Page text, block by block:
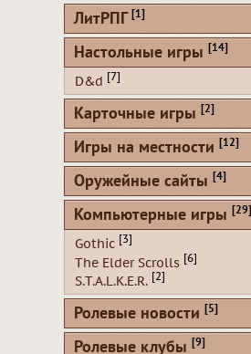
ЛитРПГ [1]
Настольные игры [14]
D&d [7]
Карточные игры [2]
Игры на местности [12]
Оружейные сайты [4]
Компьютерные игры [29]
Gothic [3]
The Elder Scrolls [6]
S.T.A.L.K.E.R. [2]
Ролевые новости [5]
Ролевые клубы [9]